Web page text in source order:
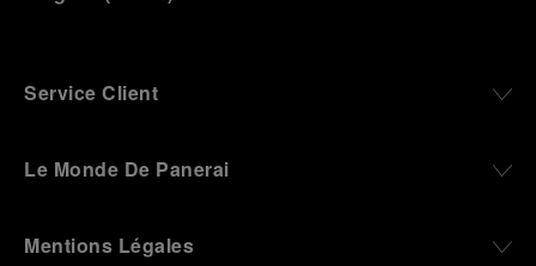
Service Client
Le Monde De Panerai
Mentions Légales